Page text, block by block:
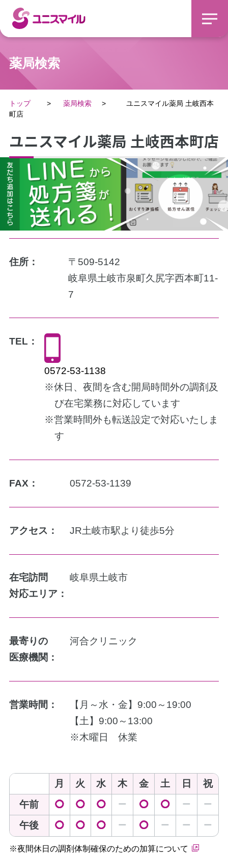
薬局検索
トップ 薬局検索
ユニスマイル薬局 土岐西本
町店
ユニスマイル薬局 土岐西本町店
住所：
〒509-5142
岐阜県土岐市泉町久尻字西本町11-
7
TEL：
0572-53-1138
※休日、夜間を含む開局時間外の調剤及
び在宅業務に対応しています
※営業時間外も転送設定で対応いたしま
す
FAX： 0572-53-1139
アクセス： JR土岐市駅より徒歩5分
在宅訪問
対応エリア：
岐阜県土岐市
最寄りの
医療機関：
河合クリニック
営業時間：
【月～水・金】9:00～19:00
【土】9:00～13:00
※木曜日 休業
月 火 水 木 金 土 日
祝
午前
◯ ◯ ◯ ー ◯ ◯ ー ー
午後 ◯ ◯ ◯ ー ◯ ー ー ー
※夜間休日の調剤体制確保のための加算について